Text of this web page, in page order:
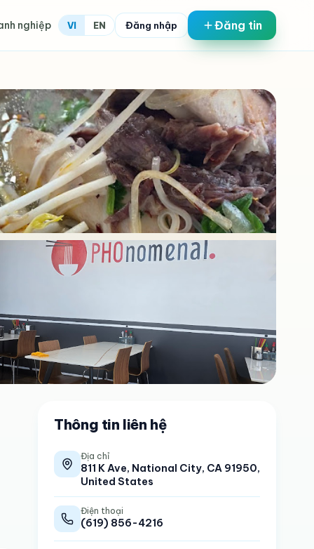
nghiệp VI EN Đăng nhập Đăng tin
Thông tin liên hệ
Địa chỉ
811 K Ave, National City, CA 91950,
United States
Điện thoại
(619) 856-4216